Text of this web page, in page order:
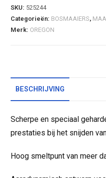
SKU: 525244
Categorieën: BOSMAAIERS,
Merk: OREGON
BESCHRIJVING
Scherpe en speciaal
prestaties bij het snijden
Hoog smeltpunt van meer